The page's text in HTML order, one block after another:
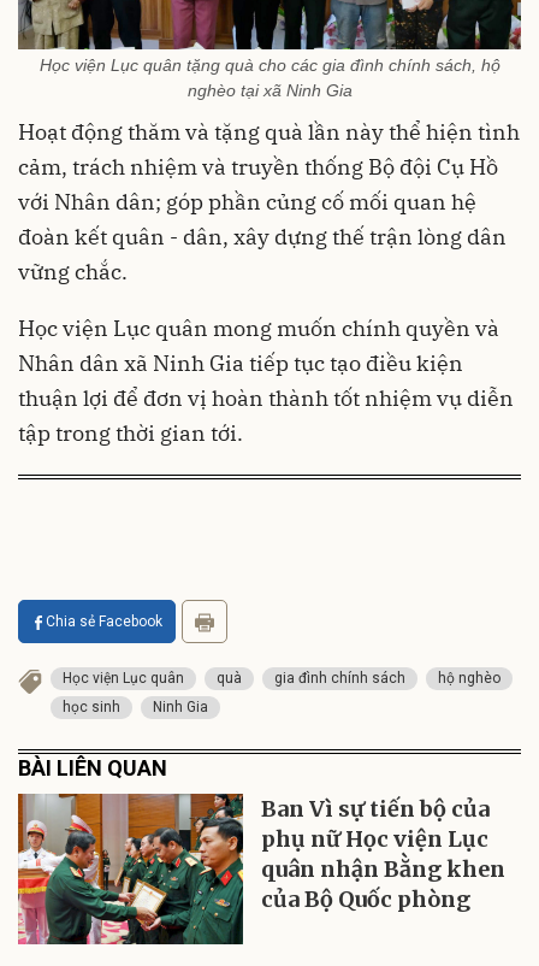
Học viện Lục quân tặng quà cho các gia đình chính sách, hộ
nghèo tại xã Ninh Gia
Hoạt động thăm và tặng quà lần này thể hiện tình
cảm, trách nhiệm và truyền thống Bộ đội Cụ Hồ
với Nhân dân; góp phần củng cố mối quan hệ
đoàn kết quân - dân, xây dựng thế trận lòng dân
vững chắc.
Học viện Lục quân mong muốn chính quyền và
Nhân dân xã Ninh Gia tiếp tục tạo điều kiện
thuận lợi để đơn vị hoàn thành tốt nhiệm vụ diễn
tập trong thời gian tới.
Chia sẻ Facebook
Học viện Lục quân quà gia đình chính sách
hộ nghèo
học sinh
Ninh Gia
BÀI LIÊN QUAN
Ban Vì sự tiến bộ của
phụ nữ Học viện Lục
quân nhận Bằng khen
của Bộ Quốc phòng